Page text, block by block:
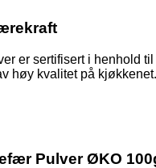
er sertifisert i henhold
høy kvalitet på kjøkkenet.
Pulver ØKO